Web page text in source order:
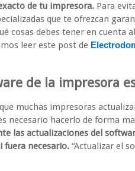
de tu impresora. Para
que te ofrezcan
cosas debes tener en
leer este post de
de la impresora
muchas impresoras
necesario hacerlo de forma
las actualizaciones del
fuera necesario. “Actualizar el